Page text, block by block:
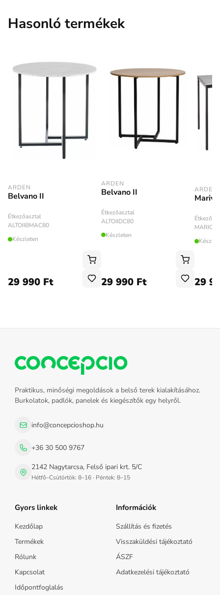
Hasonló termékek
ARDEN
Belvano II
Étkezőasztal
ALTOIIBMAC80
Készleten
29 990 Ft
ARDEN
Belvano II
Étkezőasztal
ALTOIIDC80
Készleten
29 990 Ft
ARDEN
Marivo
29
Praktikus, minőségi megoldások a belső terek kialakításához.
Burkolatok, padlók, panelek és kiegészítők egy helyről.
info@concepcioshop.hu
+36 30 500 9767
2142 Nagytarcsa, Felső ipari krt. 5/C
Hétfő–Csütörtök: 8–16 · Péntek: 8–15
Gyors linkek
Kezdőlap
Termékek
Rólunk
Kapcsolat
Időpontfoglalás
Információk
Szállítás és fizetés
Visszaküldési tájékoztató
ÁSZF
Adatkezelési tájékoztató